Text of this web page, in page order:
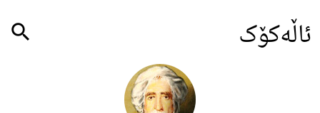
ئاڵەکۆک search